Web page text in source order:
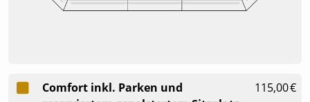
Comfort inkl. Parken und
115,00 €